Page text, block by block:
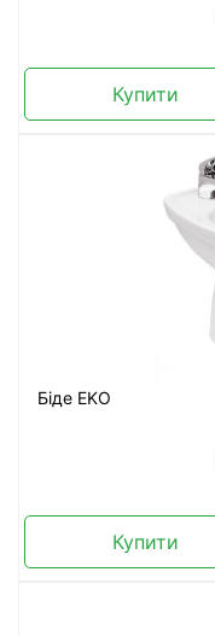
Купити
Біде EKO
Купити